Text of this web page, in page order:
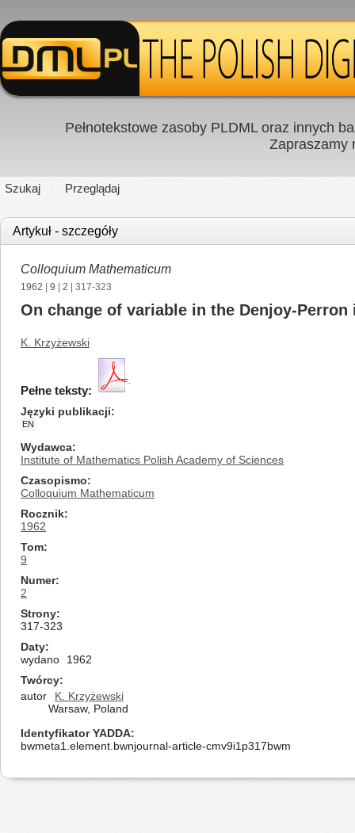
Pełnotekstowe zasoby PLDML oraz innych
Zapraszamy
Szukaj Przeglądaj
Artykuł - szczegóły
Colloquium Mathematicum
1962 9 2 | 317-323
On change of variable in the Denjoy-Perron
K. Krzyżewski
Pełne teksty:
Języki publikacji
EN
Wydawca
Institute of Mathematics Polish Academy of Sciences
Czasopismo
Colloquium Mathematicum
Rocznik
1962
Tom
9
Numer
2
Strony
317-323
Daty
wydano
1962
Twórcy
autor
K. Krzyżewski
Warsaw, Poland
Identyfikator YADDA
bwmeta1.element.bwnjournal-article-cmv9i1p317bwm